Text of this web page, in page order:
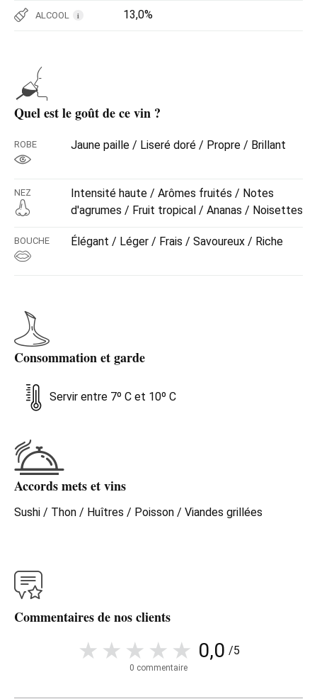
ALCOOL i 13,0%
Quel est le goût de ce vin ?
ROBE Jaune paille / Liseré doré / Propre / Brillant
NEZ
Intensité haute / Arômes fruités / Notes
d'agrumes / Fruit tropical / Ananas / Noisettes
BOUCHE Élégant / Léger / Frais / Savoureux / Riche
Consommation et garde
Servir entre 7º C et 10º C
Accords mets et vins
Sushi / Thon / Huîtres / Poisson / Viandes grillées
Commentaires de nos clients
0,0 /5
0 commentaire